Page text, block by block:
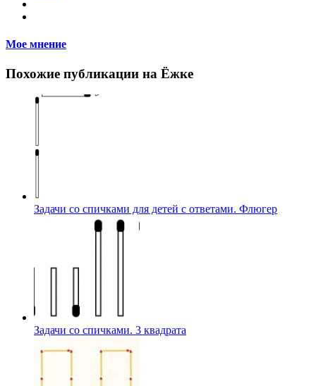
Мое мнение
Похожие публикации на Ёжке
Задачи со спичками для детей с ответами. Флюгер
Задачи со спичками. 3 квадрата